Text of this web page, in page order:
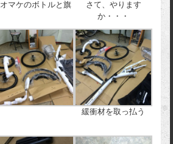
オマケのボトルと旗
さて、やります
か・・・
緩衝材を取っ払う